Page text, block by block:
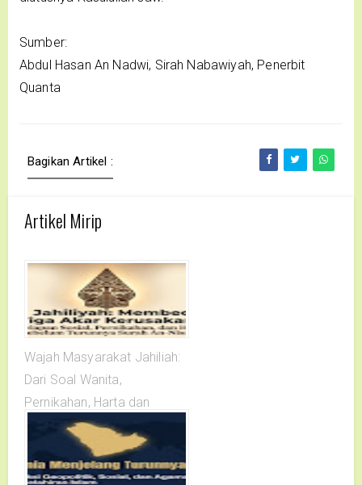
Sumber:
Abdul Hasan An Nadwi, Sirah Nabawiyah, Penerbit
Quanta
Bagikan Artikel :
Artikel Mirip
Wajah Masyarakat Jahiliah:
Dari Soal Wanita,
Pernikahan, Harta dan
Warisan